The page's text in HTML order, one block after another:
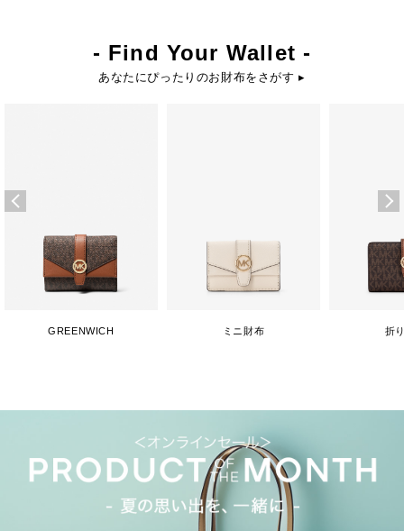
- Find Your Wallet -
あなたにぴったりのお財布をさがす ▸
GREENWICH ミニ財布 折